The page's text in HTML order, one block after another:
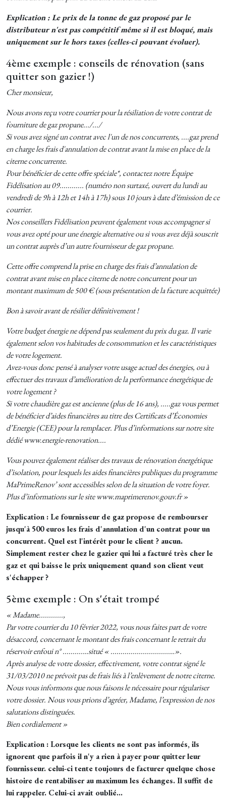
Explication : Le prix de la tonne de gaz proposé par le
distributeur n'est pas compétitif même si il est bloqué, mais
uniquement sur le hors taxes (celles-ci pouvant évoluer).
4ème exemple : conseils de rénovation (sans
quitter son gazier !)
Cher monsieur,
Nous avons reçu votre courrier pour la résiliation de votre contrat de
fourniture de gaz propane.../.../
Si vous avez signé un contrat avec l'un de nos concurrents, ....gaz prend
en charge les frais d'annulation de contrat avant la mise en place de la
citerne concurrente.
Pour bénéficier de cette offre spéciale*, contactez notre Équipe
Fidélisation au 09............ (numéro non surtaxé, ouvert du lundi au
vendredi de 9h à 12h et 14h à 17h) sous 10 jours à date d’émission de ce
courrier.
Nos conseillers Fidélisation peuvent également vous accompagner si
vous avez opté pour une énergie alternative ou si vous avez déjà souscrit
un contrat auprès d’un autre fournisseur de gaz propane.
Cette offre comprend la prise en charge des frais d’annulation de
contrat avant mise en place citerne de notre concurrent pour un
montant maximum de 500 € (sous présentation de la facture acquittée)
Bon à savoir avant de résilier définitivement !
Votre budget énergie ne dépend pas seulement du prix du gaz. Il varie
également selon vos habitudes de consommation et les caractéristiques
de votre logement.
Avez-vous donc pensé à analyser votre usage actuel des énergies, ou à
effectuer des travaux d’amélioration de la performance énergétique de
votre logement ?
Si votre chaudière gaz est ancienne (plus de 16 ans), .....gaz vous permet
de bénéficier d’aides financières au titre des Certificats d’Économies
d’Energie (CEE) pour la remplacer. Plus d’informations sur notre site
dédié www.energie-renovation....
Vous pouvez également réaliser des travaux de rénovation énergétique
d’isolation, pour lesquels les aides financières publiques du programme
MaPrimeRenov’ sont accessibles selon de la situation de votre foyer.
Plus d’informations sur le site www.maprimerenov.gouv.fr »
Explication : Le fournisseur de gaz propose de rembourser
jusqu'à 500 euros les frais d'annulation d'un contrat pour un
concurrent. Quel est l'intérêt pour le client ? aucun.
Simplement rester chez le gazier qui lui a facturé très cher le
gaz et qui baisse le prix uniquement quand son client veut
s'échapper ?
5ème exemple : On s'était trompé
« Madame............,
Par votre courrier du 10 février 2022, vous nous faites part de votre
désaccord, concernant le montant des frais concernant le retrait du
réservoir enfoui n° ..........…situé « .............................…».
Après analyse de votre dossier, effectivement, votre contrat signé le
31/03/2010 ne prévoit pas de frais liés à l’enlèvement de notre citerne.
Nous vous informons que nous faisons le nécessaire pour régulariser
votre dossier. Nous vous prions d’agréer, Madame, l’expression de nos
salutations distinguées.
Bien cordialement »
Explication : Lorsque les clients ne sont pas informés, ils
ignorent que parfois il n'y a rien à payer pour quitter leur
fournisseur. celui-ci tente toujours de facturer quelque chose
histoire de rentabiliser au maximum les échanges. Il suffit de
lui rappeler. Celui-ci avait oublié…